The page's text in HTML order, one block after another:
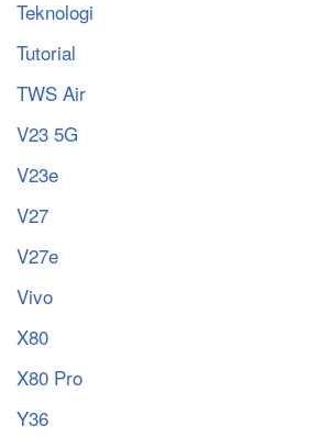
Teknologi
Tutorial
TWS Air
V23 5G
V23e
V27
V27e
Vivo
X80
X80 Pro
Y36